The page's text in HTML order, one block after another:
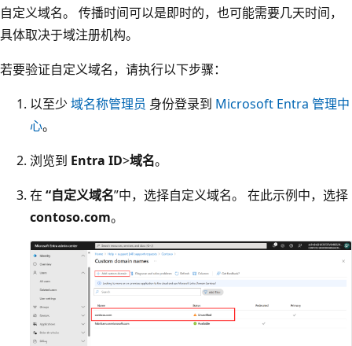
自定义域名。 传播时间可以是即时的，也可能需要几天时间，
具体取决于域注册机构。
若要验证自定义域名，请执行以下步骤：
以至少 域名称管理员 身份登录到 Microsoft Entra 管理中
心。
浏览到 Entra ID>域名。
在 “自定义域名”中，选择自定义域名。 在此示例中，选择
contoso.com。